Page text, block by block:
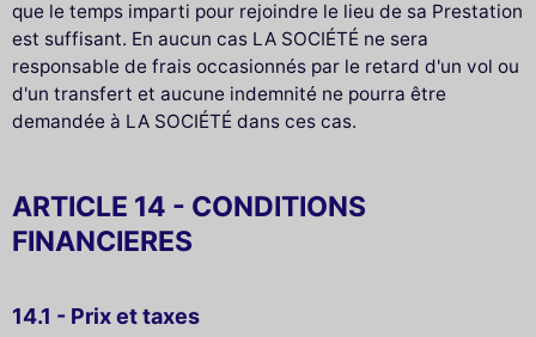
que le temps imparti pour rejoindre le lieu de sa Prestation
est suffisant. En aucun cas LA SOCIÉTÉ ne sera
responsable de frais occasionnés par le retard d'un vol ou
d'un transfert et aucune indemnité ne pourra être
demandée à LA SOCIÉTÉ dans ces cas.
ARTICLE 14 - CONDITIONS
FINANCIERES
14.1 - Prix et taxes